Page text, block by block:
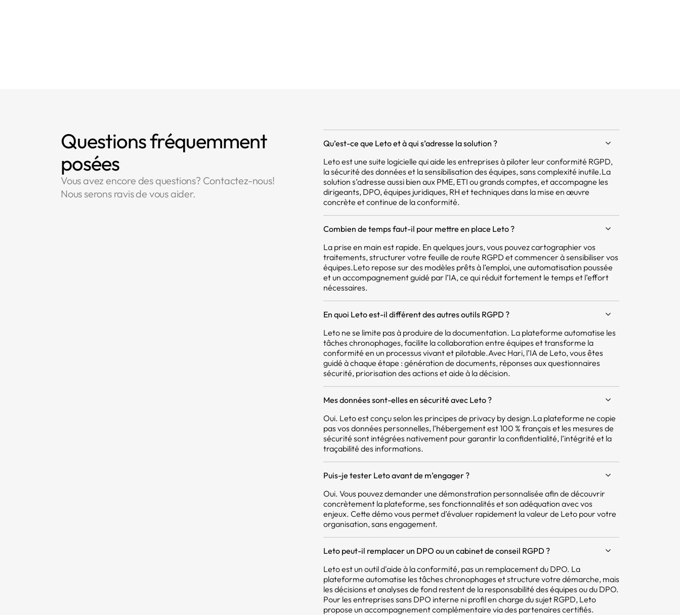
Questions fréquemment
posées
Vous avez encore des questions? Contactez-nous!
Nous serons ravis de vous aider.
Qu’est-ce que Leto et à qui s’adresse la solution ?
Leto est une suite logicielle qui aide les entreprises à piloter leur conformité RGPD,
la sécurité des données et la sensibilisation des équipes, sans complexité inutile.La
solution s’adresse aussi bien aux PME, ETI ou grands comptes, et accompagne les
dirigeants, DPO, équipes juridiques, RH et techniques dans la mise en œuvre
concrète et continue de la conformité.
Combien de temps faut-il pour mettre en place Leto ?
La prise en main est rapide. En quelques jours, vous pouvez cartographier vos
traitements, structurer votre feuille de route RGPD et commencer à sensibiliser vos
équipes.Leto repose sur des modèles prêts à l’emploi, une automatisation poussée
et un accompagnement guidé par l’IA, ce qui réduit fortement le temps et l’effort
nécessaires.
En quoi Leto est-il différent des autres outils RGPD ?
Leto ne se limite pas à produire de la documentation. La plateforme automatise les
tâches chronophages, facilite la collaboration entre équipes et transforme la
conformité en un processus vivant et pilotable.Avec Hari, l’IA de Leto, vous êtes
guidé à chaque étape : génération de documents, réponses aux questionnaires
sécurité, priorisation des actions et aide à la décision.
Mes données sont-elles en sécurité avec Leto ?
Oui. Leto est conçu selon les principes de privacy by design.La plateforme ne copie
pas vos données personnelles, l’hébergement est 100 % français et les mesures de
sécurité sont intégrées nativement pour garantir la confidentialité, l’intégrité et la
traçabilité des informations.
Puis-je tester Leto avant de m’engager ?
Oui. Vous pouvez demander une démonstration personnalisée afin de découvrir
concrètement la plateforme, ses fonctionnalités et son adéquation avec vos
enjeux. Cette démo vous permet d’évaluer rapidement la valeur de Leto pour votre
organisation, sans engagement.
Leto peut-il remplacer un DPO ou un cabinet de conseil RGPD ?
Leto est un outil d'aide à la conformité, pas un remplacement du DPO. La
plateforme automatise les tâches chronophages et structure votre démarche, mais
les décisions et analyses de fond restent de la responsabilité des équipes ou du DPO.
Pour les entreprises sans DPO interne ni profil en charge du sujet RGPD, Leto
propose un accompagnement complémentaire via des partenaires certifiés.